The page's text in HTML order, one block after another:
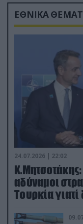
ΕΘΝΙΚΑ
24.07.2026 | 22:02
αδύναμοι
Τουρκία
(βίντεο)